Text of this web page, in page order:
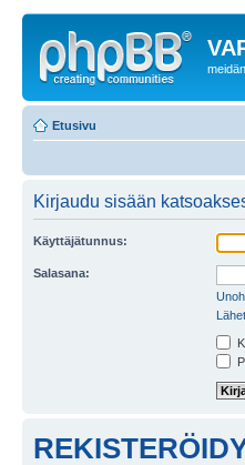
Etusivu
Kirjaudu sisään
Käyttäjätunnus:
Salasana: